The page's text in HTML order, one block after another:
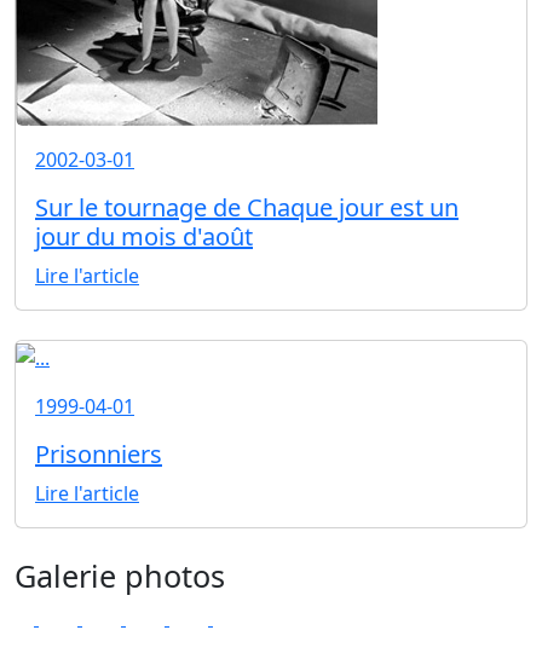
2002-03-01
Sur le tournage de Chaque jour est un
jour du mois d'août
Lire l'article
1999-04-01
Prisonniers
Lire l'article
Galerie photos